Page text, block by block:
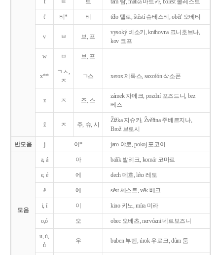
t ㅌ 트 tam 탐, matka 마트카, bolest 볼레스트
t' 티* 티 tělo 텔로, štěstí 슈테스티, obět' 오베티
v ㅂ 브, 프
vysoký 비소키, knihovna 크니호브나,
kov 코프
w ㅂ 브, 프
x**
ㄱㅅ,
ㅈ
ㄱ스 xerox 제록스, saxofón 삭소폰
z ㅈ 즈, 스
zámek 자메크, pozdní 포즈드니, bez
베스
ž ㅈ 주, 슈, 시
Žižka 지슈카, Žvěřina 주베르지나,
Brož 브로시
반모음 j 이* jaro 야로, pokoj 포코이
모음
a, á 아 balík 발리크, komár 코마르
e, é 에 dech 데흐, léto 레토
ě 예 sěst 셰스트, věk 베크
i, í 이 kino 키노, míra 미라
o,ó 오 obec 오베츠, nervózni 네르보즈니
u, ú,
ů
우 buben 부벤, úrok 우로크, dům 둠